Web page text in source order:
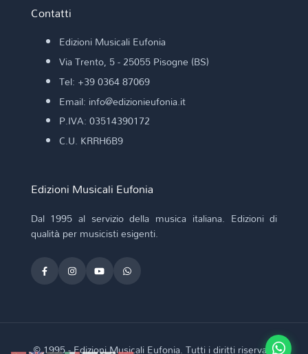
Contatti
Edizioni Musicali Eufonia
Via Trento, 5 - 25055 Pisogne (BS)
Tel: +39 0364 87069
Email: info@edizionieufonia.it
P.IVA: 03514390172
C.U. KRRH6B9
Edizioni Musicali Eufonia
Dal 1995 al servizio della musica italiana. Edizioni di
qualità per musicisti esigenti.
© 1995 - Edizioni Musicali Eufonia. Tutti i diritti riservati.